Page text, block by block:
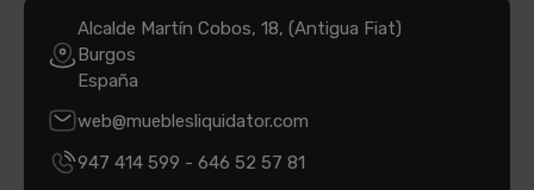
Alcalde Martín Cobos, 18, (Antigua Fiat)
Burgos
España
web@mueblesliquidator.com
947 414 599 - 646 52 57 81